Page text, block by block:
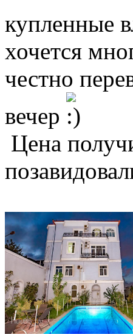
купленные
хочется
честно
вечер
Цена